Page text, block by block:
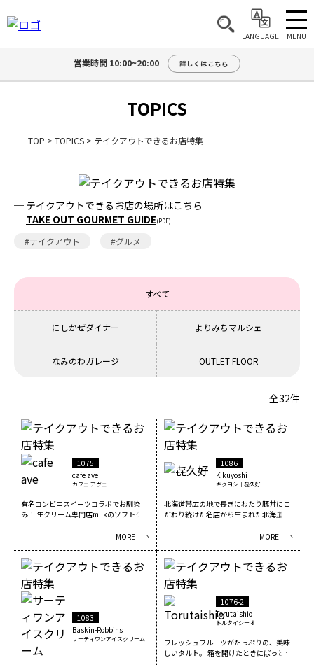
LANGUAGE MENU
営業時間 10:00~20:00 詳しくはこちら
TOPICS
TOP > TOPICS > テイクアウトできるお店特集
─ テイクアウトできるお店の場所はこちら
TAKE OUT GOURMET GUIDE(PDF)
#テイクアウト #グルメ
すべて
にしかぜダイナー よりみちマルシェ
なみのわガレージ OUTLET FLOOR
全32件
1075
cafe ave
カフェ アヴェ
有名コンビニスイーツコラボでお馴染
み！ 生クリーム専門店milkのソフトクリ
MORE
1086
Kikuyoshi
キクヨシ｜㐂久好
北海道帯広の地で長きにわたり豚丼にこ
だわり続けた名店から生まれた北海道肉
MORE
1083
Baskin-Robbins
サーティワンアイスクリーム
1076-2
Torutaishio
トルタイシーオ
フレッシュフルーツがたっぷりの、美味
しいタルト。 箱を開けたときにぱっと気